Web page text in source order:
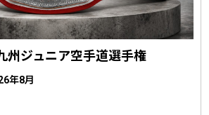
州ジュニア空手道選手権
年8月